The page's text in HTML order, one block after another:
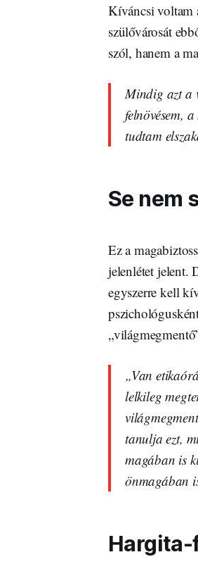
Kíváncsi voltam
szülővárosát
szól, hanem a
Mindig azt a
felnövésem,
tudtam
Se nem
Ez a
jelenlétet jelent.
egyszerre kell
„Van
lelkileg
tanulja ezt,
magában is
önmagában